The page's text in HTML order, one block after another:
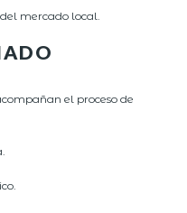
mercado local.
el proceso de